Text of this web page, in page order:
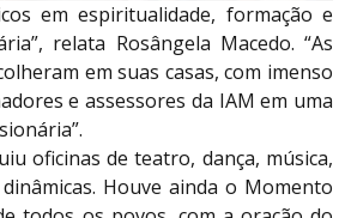
em espiritualidade, formação e
relata Rosângela Macedo. “As
em suas casas, com imenso
e assessores da IAM em uma
oficinas de teatro, dança, música,
Houve ainda o Momento